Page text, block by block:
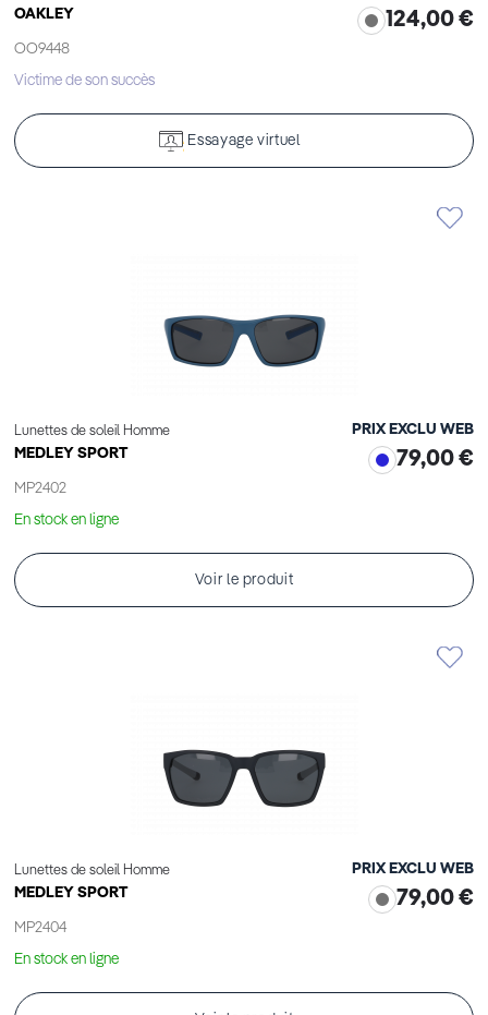
OAKLEY
OO9448
124,00 €
Victime de son succès
Essayage virtuel
Lunettes de soleil Homme
MEDLEY SPORT
MP2402
PRIX EXCLU WEB
79,00 €
En stock en ligne
Voir le produit
Lunettes de soleil Homme
MEDLEY SPORT
MP2404
PRIX EXCLU WEB
79,00 €
En stock en ligne